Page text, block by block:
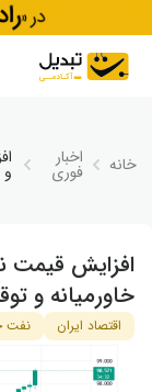
Skip to content
خانه اخبار
فوری
افزایش قیمت
خاورمیانه و
اقتصاد ایران نفت